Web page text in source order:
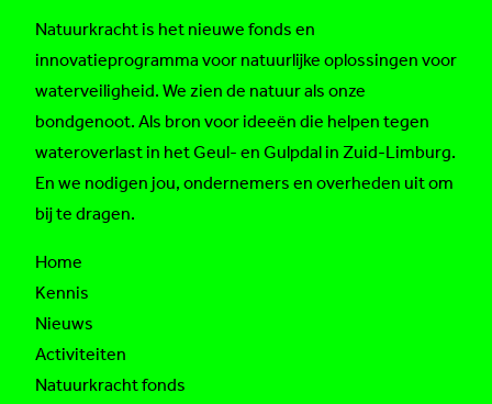
Natuurkracht is het nieuwe fonds en
innovatieprogramma voor natuurlijke oplossingen voor
waterveiligheid. We zien de natuur als onze
bondgenoot. Als bron voor ideeën die helpen tegen
wateroverlast in het Geul- en Gulpdal in Zuid-Limburg.
En we nodigen jou, ondernemers en overheden uit om
bij te dragen.
Home
Kennis
Nieuws
Activiteiten
Natuurkracht fonds